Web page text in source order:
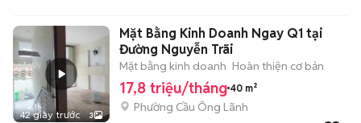
42 giây trước 3
Mặt Bằng Kinh Doanh Ngay Q1 tại
Đường Nguyễn Trãi
Mặt bằng kinh doanh Hoàn thiện cơ bản
17,8 triệu/tháng 40 m²
Phường Cầu Ông Lãnh